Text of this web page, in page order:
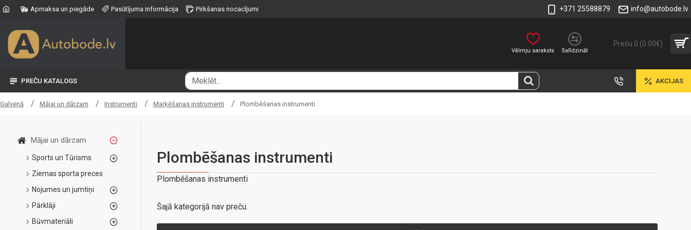
Apmaksa un piegāde Pasūtījuma informācija Pirkšanas nocacījumi +371 25588879 info@autobode.lv
Vēlmju saraksts Salīdzināt
Preču 0 (0.00€)
PREČU KATALOGS AKCIJAS
Galvenā Mājai un dārzam Instrumenti Marķēšanas instrumenti Plombēšanas instrumenti
Mājai un dārzam
Sports un Tūrisms
Ziemas sporta preces
Nojumes un jumtiņi
Pārklāji
Būvmateriāli
Plombēšanas instrumenti
Plombēšanas instrumenti
Šajā kategorijā nav preču.